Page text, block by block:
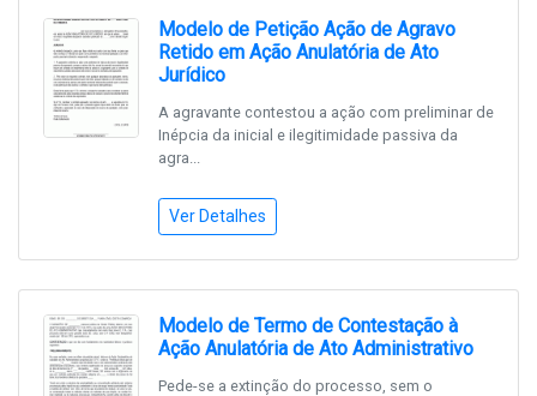
Modelo de Petição Ação de Agravo
Retido em Ação Anulatória de Ato
Jurídico
A agravante contestou a ação com preliminar de
Inépcia da inicial e ilegitimidade passiva da
agra...
Ver Detalhes
Modelo de Termo de Contestação à
Ação Anulatória de Ato Administrativo
Pede-se a extinção do processo, sem o